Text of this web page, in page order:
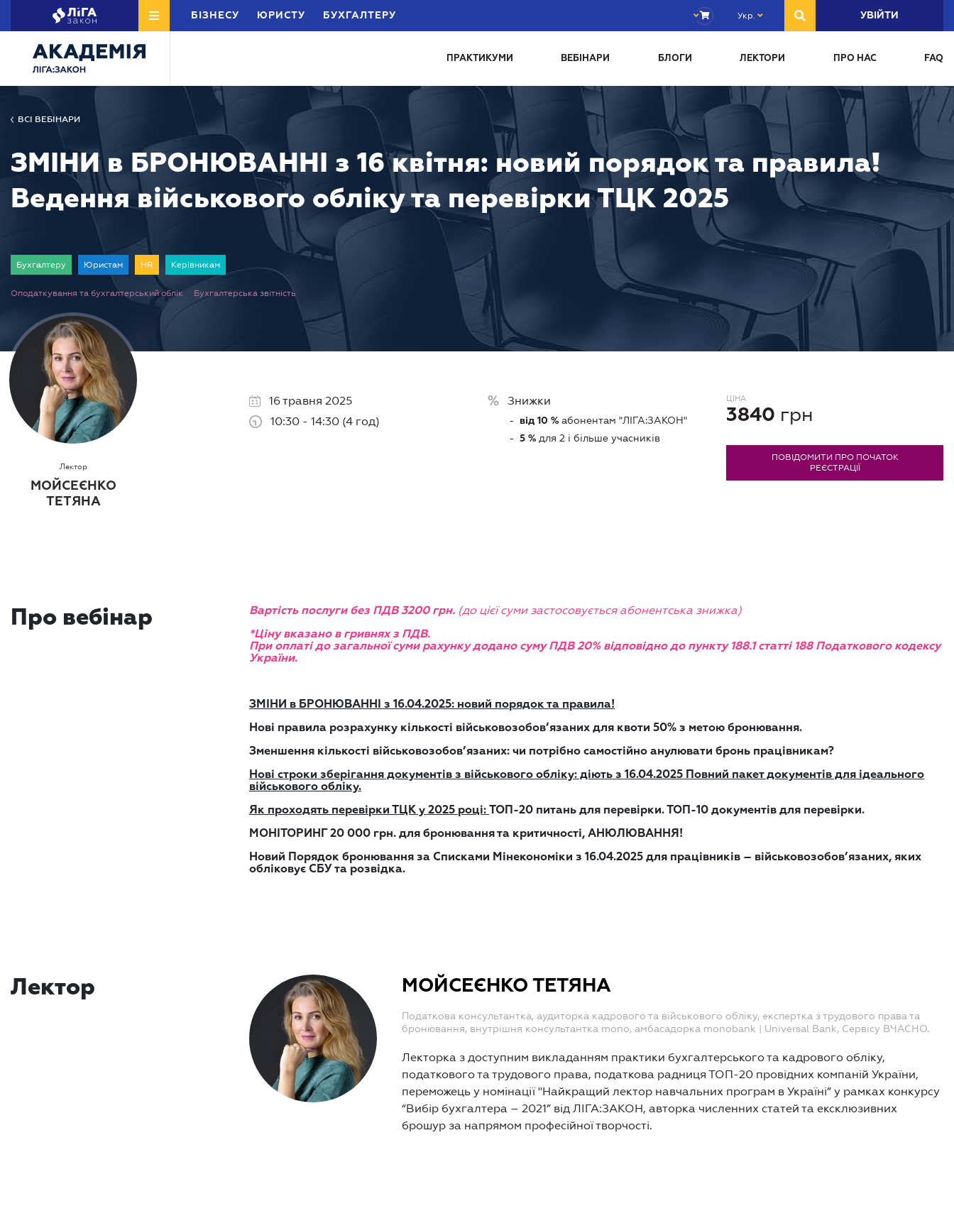
БІЗНЕСУ ЮРИСТУ БУХГАЛТЕРУ Укр. УВІЙТИ
ПРАКТИКУМИ ВЕБIНАРИ БЛОГИ ЛЕКТОРИ ПРО НАС FAQ
ВСІ ВЕБІНАРИ
ЗМІНИ в БРОНЮВАННІ з 16 квітня: новий порядок та правила!
Ведення військового обліку та перевірки ТЦК 2025
Бухгалтеру Юристам HR Керівникам
Оподаткування та бухгалтерський облік Бухгалтерська звітність
Лектор
МОЙСЕЄНКО
ТЕТЯНА
16 травня 2025
10:30 - 14:30 (4 год)
Знижки
від 10 % абонентам "ЛIГА:ЗАКОН"
5 % для 2 і більше учасників
ЦIНА
3840 грн
ПОВІДОМИТИ ПРО ПОЧАТОК
РЕЄСТРАЦІЇ
Про вебінар Вартість послуги без ПДВ 3200 грн. (до цієї суми застосовується абонентська знижка)
*Ціну вказано в гривнях з ПДВ.
При оплаті до загальної суми рахунку додано суму ПДВ 20% відповідно до пункту 188.1 статті 188 Податкового кодексу
України.
ЗМІНИ в БРОНЮВАННІ з 16.04.2025: новий порядок та правила!
Нові правила розрахунку кількості військовозобов’язаних для квоти 50% з метою бронювання.
Зменшення кількості військовозобов’язаних: чи потрібно самостійно анулювати бронь працівникам?
Нові строки зберігання документів з військового обліку: діють з 16.04.2025 Повний пакет документів для ідеального
військового обліку.
Як проходять перевірки ТЦК у 2025 році: ТОП-20 питань для перевірки. ТОП-10 документів для перевірки.
МОНІТОРИНГ 20 000 грн. для бронювання та критичності, АНЮЛЮВАННЯ!
Новий Порядок бронювання за Списками Мінекономіки з 16.04.2025 для працівників – військовозобов’язаних, яких
обліковує СБУ та розвідка.
Лектор МОЙСЕЄНКО ТЕТЯНА
Податкова консультантка, аудиторка кадрового та військового обліку, експертка з трудового права та
бронювання, внутрішня консультантка mono, амбасадорка monobank | Universal Bank, Сервісу ВЧАСНО.
Лекторка з доступним викладанням практики бухгалтерського та кадрового обліку,
податкового та трудового права, податкова радниця ТОП-20 провідних компаній України,
переможець у номінації "Найкращий лектор навчальних програм в Україні” у рамках конкурсу
“Вибір бухгалтера – 2021” від ЛІГА:ЗАКОН, авторка численних статей та ексклюзивних
брошур за напрямом професійної творчості.